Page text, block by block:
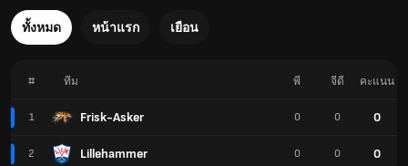
ทั้งหมด หน้าแรก เยือน
# ทีม
1 Frisk-Asker
2 Lillehammer
พี จีดี คะแนน
0 0 0
0 0 0